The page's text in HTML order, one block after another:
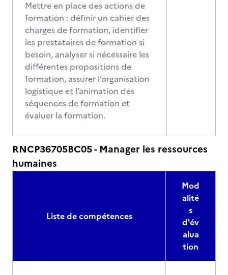
Mettre en place des actions de
formation : définir un cahier des
charges de formation, identifier
les prestataires de formation si
besoin, analyser si nécessaire les
différentes propositions de
formation, assurer l’organisation
logistique et l’animation des
séquences de formation et
évaluer la formation.
RNCP36705BC05 - Manager les ressources
humaines
Liste de compétences
Mod
alité
s
d'év
alua
tion